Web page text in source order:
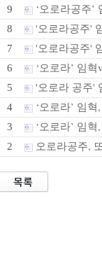
9 ‘오로라공주
8 '오로라공주'
7 '오로라공주'
6 ‘오로라’ 임
5 '오로라 공주'
4 ‘오로라’ 임
3 ‘오로라’ 임
2 오로라공주,